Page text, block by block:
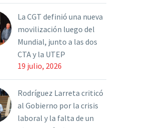
La CGT definió una nueva
movilización luego del
Mundial, junto a las dos
CTA y la UTEP
19 julio, 2026
Rodríguez Larreta criticó
al Gobierno por la crisis
laboral y la falta de un